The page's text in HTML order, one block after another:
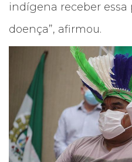
indígena receber essa
doença”, afirmou.